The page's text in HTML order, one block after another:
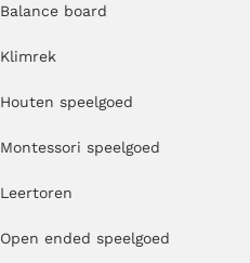
Balance board
Klimrek
Houten speelgoed
Montessori speelgoed
Leertoren
Open ended speelgoed